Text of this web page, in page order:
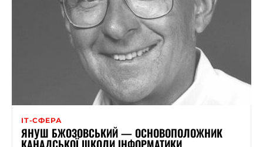
ІТ-СФЕРА
ЯНУШ БЖОЗОВСЬКИЙ — ОСНОВОПОЛОЖНИК